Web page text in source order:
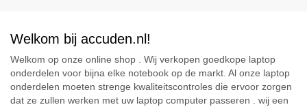
Welkom bij accuden.nl!
Welkom op onze online shop . Wij verkopen goedkope laptop
onderdelen voor bijna elke notebook op de markt. Al onze laptop
onderdelen moeten strenge kwaliteitscontroles die ervoor zorgen
dat ze zullen werken met uw laptop computer passeren . wij een